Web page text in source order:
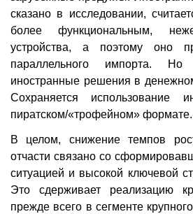
сказано в исследовании,
более функциональным,
устройства, а поэтому оно
параллельного импорта.
иностранные решения в
Сохраняется использование
пиратском/«трофейном» формате.
В целом, снижение темпов
отчасти связано со
ситуацией и высокой ключевой
Это сдерживает реализацию
прежде всего в сегменте